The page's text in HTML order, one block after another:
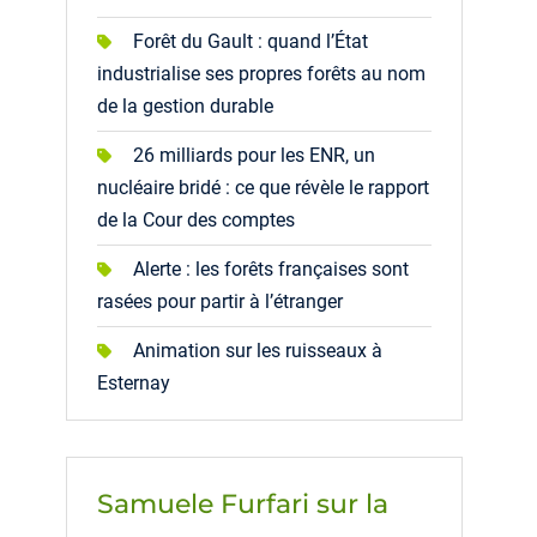
Forêt du Gault : quand l’État
industrialise ses propres forêts au nom
de la gestion durable
26 milliards pour les ENR, un
nucléaire bridé : ce que révèle le rapport
de la Cour des comptes
Alerte : les forêts françaises sont
rasées pour partir à l’étranger
Animation sur les ruisseaux à
Esternay
Samuele Furfari sur la